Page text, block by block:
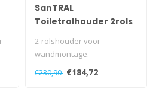
SanTRAL
Toiletrolhouder 2rols
2-rolshouder voor
wandmontage.
Met automatische
toiletrolwisseling.
€230,90 €184,72